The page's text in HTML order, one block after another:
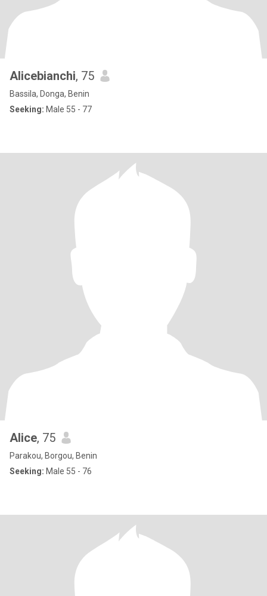
Alicebianchi, 75
Bassila, Donga, Benin
Seeking: Male 55 - 77
Alice, 75
Parakou, Borgou, Benin
Seeking: Male 55 - 76